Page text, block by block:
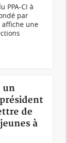
PPA-CI à
par
affiche une
un
de
à